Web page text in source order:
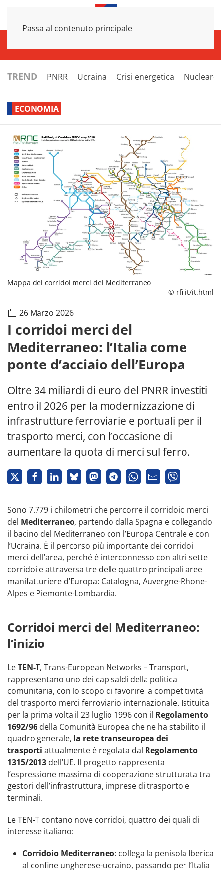
Passa al contenuto principale
TREND PNRR Ucraina Crisi energetica Nucleare
ECONOMIA
Mappa dei corridoi merci del Mediterraneo
© rfi.it/it.html
26 Marzo 2026
I corridoi merci del
Mediterraneo: l’Italia come
ponte d’acciaio dell’Europa
Oltre 34 miliardi di euro del PNRR investiti
entro il 2026 per la modernizzazione di
infrastrutture ferroviarie e portuali per il
trasporto merci, con l’occasione di
aumentare la quota di merci sul ferro.
Sono 7.779 i chilometri che percorre il corridoio merci
del Mediterraneo, partendo dalla Spagna e collegando
il bacino del Mediterraneo con l’Europa Centrale e con
l’Ucraina. È il percorso più importante dei corridoi
merci dell’area, perché è interconnesso con altri sette
corridoi e attraversa tre delle quattro principali aree
manifatturiere d’Europa: Catalogna, Auvergne-Rhone-
Alpes e Piemonte-Lombardia.
Corridoi merci del Mediterraneo:
l’inizio
LeTEN-T, Trans-European Networks – Transport,
rappresentano uno dei capisaldi della politica
comunitaria, con lo scopo di favorire la competitività
del trasporto merci ferroviario internazionale. Istituita
per la prima volta il 23 luglio 1996 con il Regolamento
1692/96 della Comunità Europea che ne ha stabilito il
quadro generale, la rete transeuropea dei
trasporti attualmente è regolata dal Regolamento
1315/2013 dell’UE. Il progetto rappresenta
l’espressione massima di cooperazione strutturata tra
gestori dell’infrastruttura, imprese di trasporto e
terminali.
Le TEN-T contano nove corridoi, quattro dei quali di
interesse italiano:
Corridoio Mediterraneo: collega la penisola Iberica
al confine ungherese-ucraino, passando per l’Italia